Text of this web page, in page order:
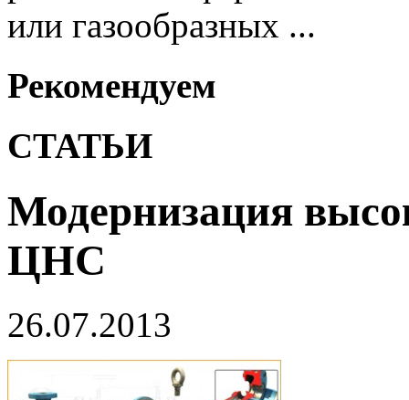
или газообразных ...
Рекомендуем
СТАТЬИ
Модернизация
ЦНС
26.07.2013